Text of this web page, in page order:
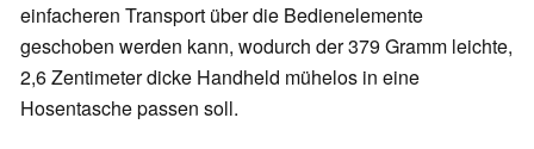
einfacheren Transport über die Bedienelemente
geschoben werden kann, wodurch der 379 Gramm leichte,
2,6 Zentimeter dicke Handheld mühelos in eine
Hosentasche passen soll.